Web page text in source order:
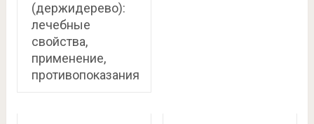
(держидерево):
лечебные
свойства,
применение,
противопоказания